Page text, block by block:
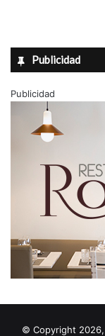
Publicidad
Publicidad
© Copyright